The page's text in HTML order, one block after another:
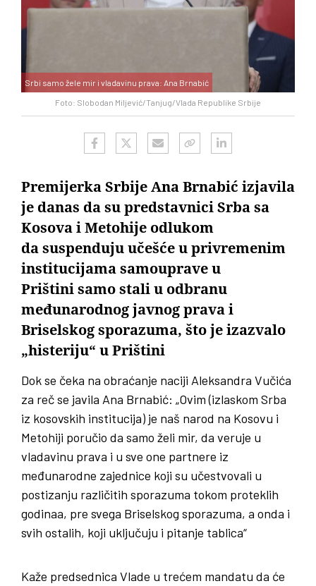
Foto: Slobodan Miljević/Tanjug/Vlada Republike Srbije
Srbi samo žele mir i vladavinu prava: Ana Brnabić
Premijerka Srbije Ana Brnabić izjavila
je danas da su predstavnici Srba sa
Kosova i Metohije odlukom
da suspenduju učešće u privremenim
institucijama samouprave u
Prištini samo stali u odbranu
međunarodnog javnog prava i
Briselskog sporazuma, što je izazvalo
„histeriju“ u Prištini
Dok se čeka na obraćanje naciji Aleksandra Vučića
za reč se javila Ana Brnabić: „Ovim (izlaskom Srba
iz kosovskih institucija) je naš narod na Kosovu i
Metohiji poručio da samo želi mir, da veruje u
vladavinu prava i u sve one partnere iz
međunarodne zajednice koji su učestvovali u
postizanju različitih sporazuma tokom proteklih
godinaa, pre svega Briselskog sporazuma, a onda i
svih ostalih, koji uključuju i pitanje tablica“
Kaže predsednica Vlade u trećem mandatu da će